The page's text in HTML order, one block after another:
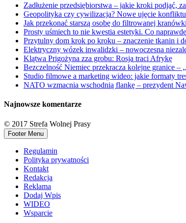
Zadłużenie przedsiębiorstwa – jakie kroki podjąć,
Geopolityka czy cywilizacja? Nowe ujęcie
Jak przekonać starszą osobę do filtrowanej
Prosty uśmiech to nie kwestia estetyki. Co
Przytulny dom krok po kroku – znaczenie tkanin i
Elektryczny wózek inwalidzki – nowoczesna
Klątwa Prigożyna zza grobu: Rosja traci Afrykę
Bezczelność Niemiec przekracza kolejne granice –
Studio filmowe a marketing wideo: jakie formaty
NATO wzmacnia wschodnią flankę – prezydent
Najnowsze komentarze
© 2017 Strefa Wolnej Prasy
Footer Menu
Regulamin
Polityka prywatności
Kontakt
Redakcja
Reklama
Dodaj Wpis
WIDEO
Wsparcie